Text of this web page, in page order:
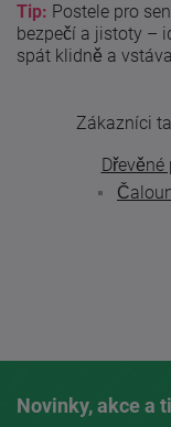
Tip: Postele pro
bezpečí a jistoty –
spát klidně a
Zákazníci
Dřevěné
Novinky, akce a